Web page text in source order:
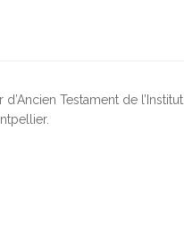
Testament de l’Institut